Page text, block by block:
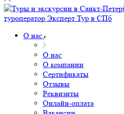
О нас
О нас
О компании
Сертификаты
Отзывы
Реквизиты
Онлайн-оплата